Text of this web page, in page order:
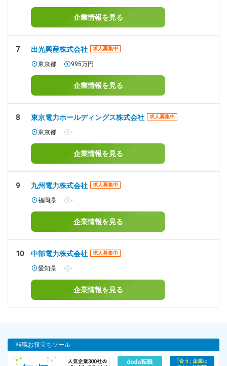
企業情報を見る
7 出光興産株式会社 求人募集中
東京都 995万円
企業情報を見る
8 東京電力ホールディングス株式会社 求人募集中
東京都 -
企業情報を見る
9 九州電力株式会社 求人募集中
福岡県 -
企業情報を見る
10 中部電力株式会社 求人募集中
愛知県 -
企業情報を見る
転職お役立ちツール